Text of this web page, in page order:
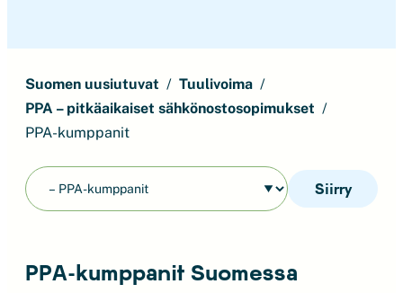
Suomen uusiutuvat
Tuulivoima
PPA – pitkäaikaiset sähkönostosopimukset
PPA-kumppanit
Siirry
PPA-kumppanit Suomessa